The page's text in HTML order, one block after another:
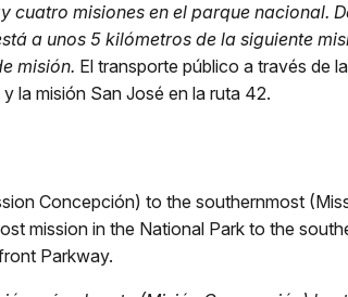
cuatro misiones en el parque nacional.
a unos 5 kilómetros de la siguiente
misión. El transporte público a través de
la misión San José en la ruta 42.
Concepción) to the southernmost
mission in the National Park to the
Parkway.